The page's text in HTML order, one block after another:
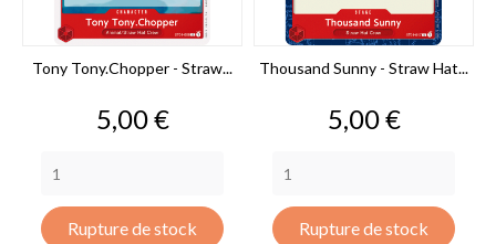
Tony Tony.Chopper - Straw...
Prix
5,00 €
Rupture de stock
Thousand Sunny - Straw Hat...
Prix
5,00 €
Rupture de stock